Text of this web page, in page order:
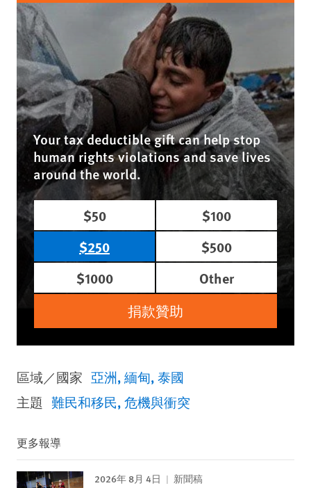
Your tax deductible gift can help stop
human rights violations and save lives
around the world.
$50
$100
$250
$500
$1000
Other
捐款贊助
區域／國家 亞洲 緬甸 泰國
主題 難民和移民 危機與衝突
更多報導
2026年 8月 4日 新聞稿